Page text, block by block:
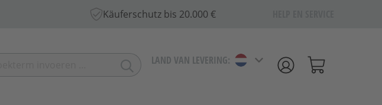
Käuferschutz bis 20.000 €
LAND VAN LEVERING: